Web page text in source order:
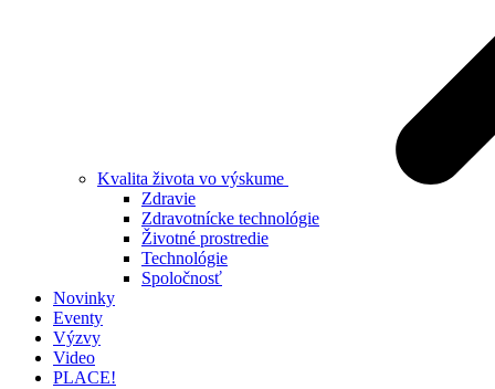
Kvalita života vo výskume
Zdravie
Zdravotnícke technológie
Životné prostredie
Technológie
Spoločnosť
Novinky
Eventy
Výzvy
Video
PLACE!